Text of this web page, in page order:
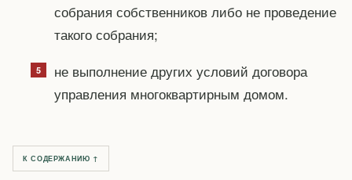
собрания собственников либо не проведение
такого собрания;
не выполнение других условий договора
управления многоквартирным домом.
К СОДЕРЖАНИЮ ↑